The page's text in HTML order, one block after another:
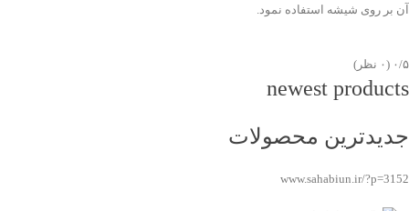
آن بر روی شیشه استفاده نمود.
‫۰/۵ ‫(۰ نظر)
newest products
جدیدترین محصولات
www.sahabiun.ir/?p=3152